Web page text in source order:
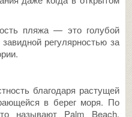
пляжа — это голубой
регулярностью за
благодаря растущей
в берег моря. По
называют Palm Beach.